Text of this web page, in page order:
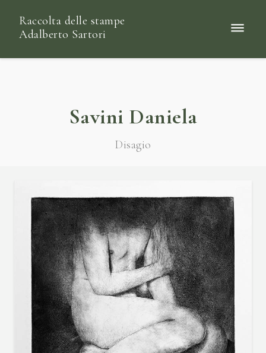
Raccolta delle stampe
Adalberto Sartori
Savini Daniela
Disagio